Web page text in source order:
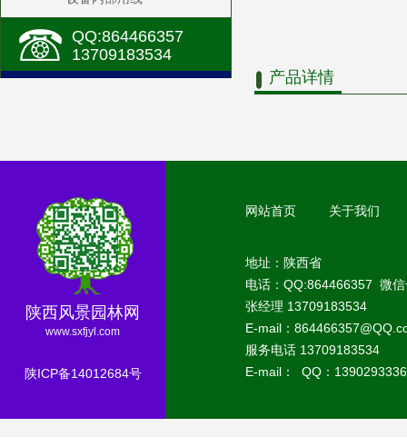
QQ:864466357
13709183534
产品详情
陕西风景园林网
www.sxfjyl.com
陕ICP备14012684号
网站首页 关于我们
地址：陕西省
电话：QQ:864466357 微
张经理 13709183534
E-mail：
服务电话 13709183534
E-mail： QQ：1390293336